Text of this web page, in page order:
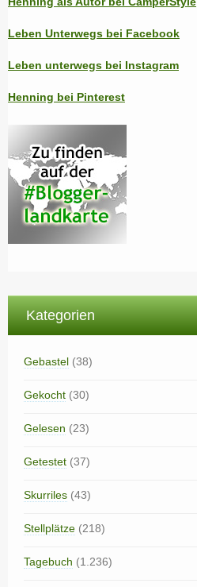
Leben Unterwegs bei Facebook
Leben unterwegs bei Instagram
Henning bei Pinterest
Kategorien
Gebastel (38)
Gekocht (30)
Gelesen (23)
Getestet (37)
Skurriles (43)
Stellplätze (218)
Tagebuch (1.236)